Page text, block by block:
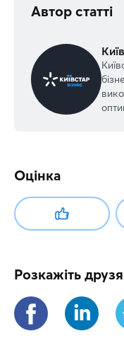
Автор статті
Оцінка
Розкажіть